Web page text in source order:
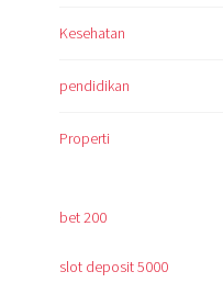
Kesehatan
pendidikan
Properti
bet 200
slot deposit 5000